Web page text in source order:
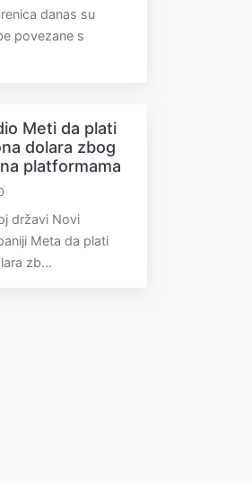
danas su
povezane s
Meti da plati
dolara zbog
platformama
državi Novi
Meta da plati
zb...